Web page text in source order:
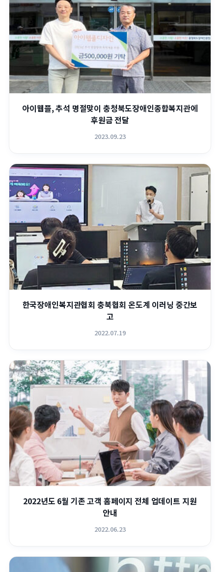
아이웹플, 추석 명절맞이 충청북도장애인종합복지관에
후원금 전달
2023.09.23
한국장애인복지관협회 충북협회 온도계 이러닝 중간보
고
2022.07.19
2022년도 6월 기존 고객 홈페이지 전체 업데이트 지원
안내
2022.06.23